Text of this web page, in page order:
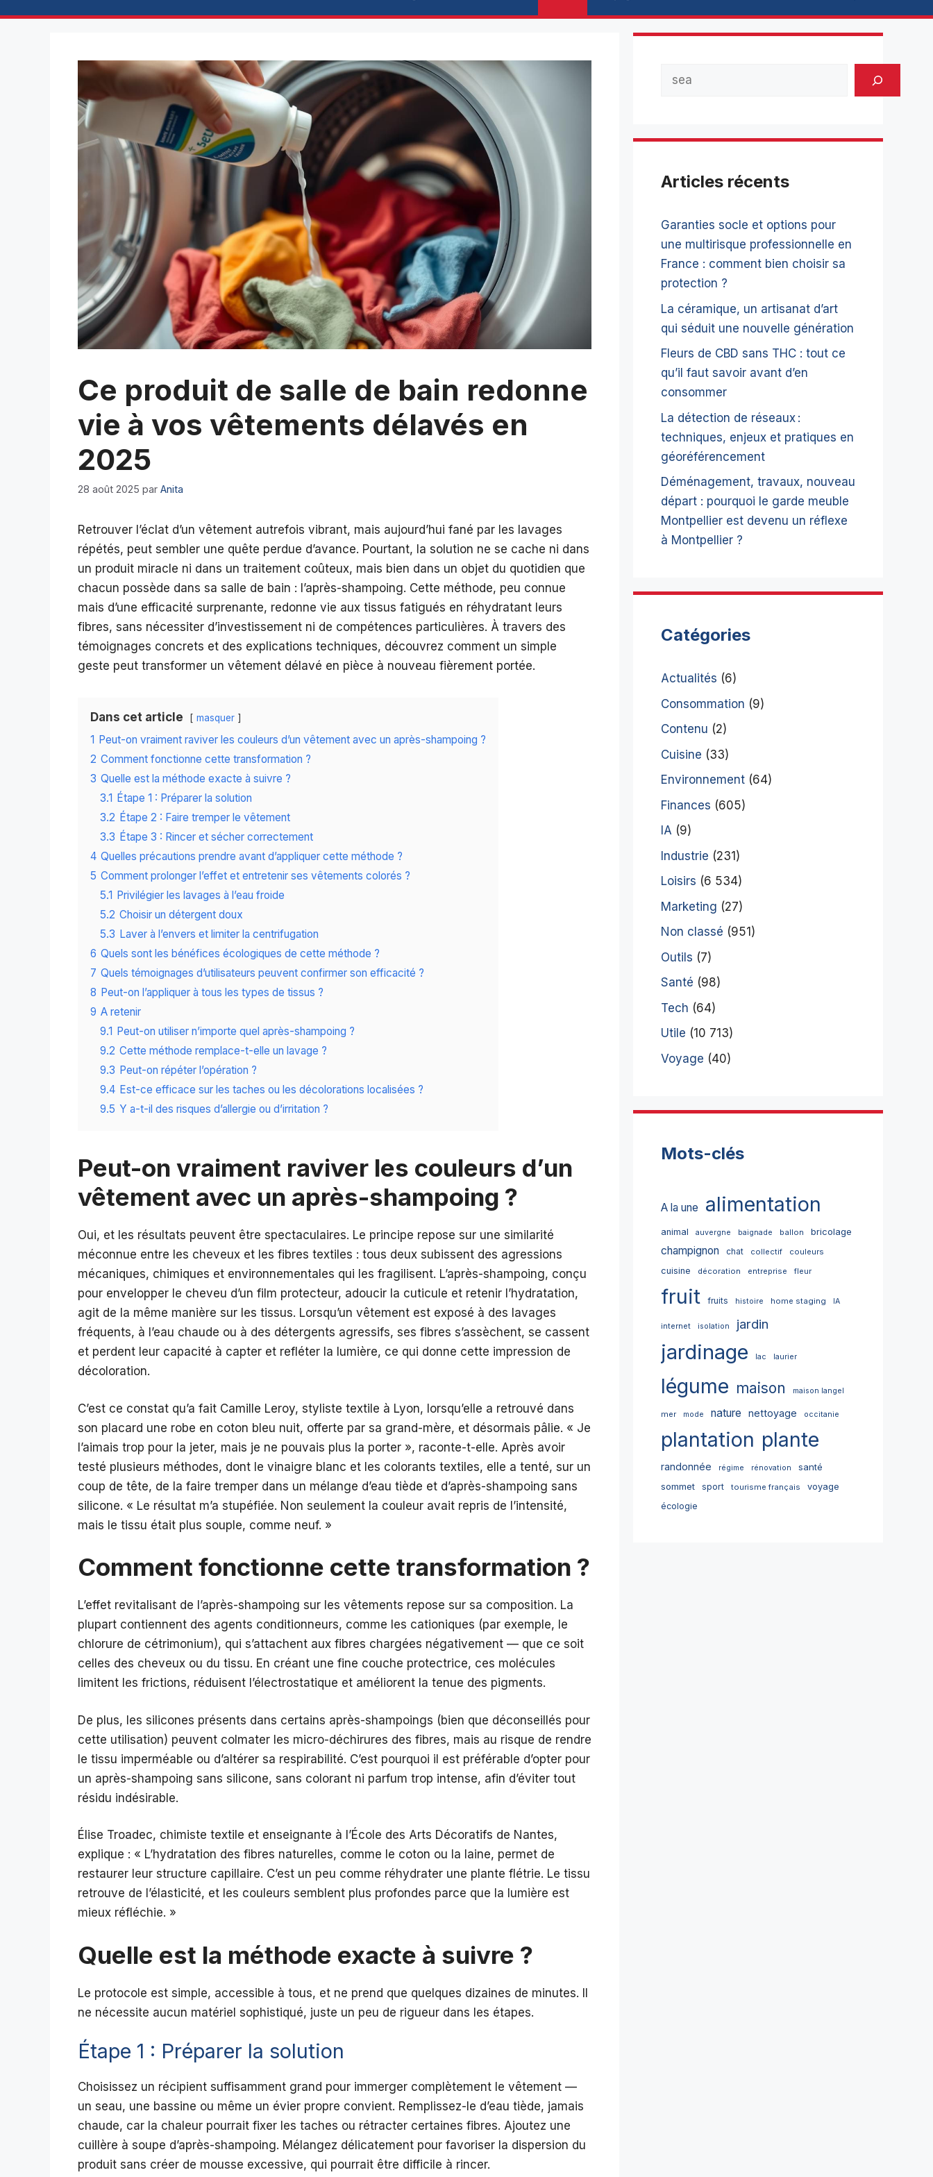
Ce produit de salle de bain redonne
vie à vos vêtements délavés en
2025
28 août 2025 par Anita
Retrouver l’éclat d’un vêtement autrefois vibrant, mais aujourd’hui fané par les lavages
répétés, peut sembler une quête perdue d’avance. Pourtant, la solution ne se cache ni dans
un produit miracle ni dans un traitement coûteux, mais bien dans un objet du quotidien que
chacun possède dans sa salle de bain : l’après-shampoing. Cette méthode, peu connue
mais d’une efficacité surprenante, redonne vie aux tissus fatigués en réhydratant leurs
fibres, sans nécessiter d’investissement ni de compétences particulières. À travers des
témoignages concrets et des explications techniques, découvrez comment un simple
geste peut transformer un vêtement délavé en pièce à nouveau fièrement portée.
Dans cet article masquer
1 Peut-on vraiment raviver les couleurs d’un vêtement avec un après-shampoing ?
2 Comment fonctionne cette transformation ?
3 Quelle est la méthode exacte à suivre ?
3.1 Étape 1 : Préparer la solution
3.2 Étape 2 : Faire tremper le vêtement
3.3 Étape 3 : Rincer et sécher correctement
4 Quelles précautions prendre avant d’appliquer cette méthode ?
5 Comment prolonger l’effet et entretenir ses vêtements colorés ?
5.1 Privilégier les lavages à l’eau froide
5.2 Choisir un détergent doux
5.3 Laver à l’envers et limiter la centrifugation
6 Quels sont les bénéfices écologiques de cette méthode ?
7 Quels témoignages d’utilisateurs peuvent confirmer son efficacité ?
8 Peut-on l’appliquer à tous les types de tissus ?
9 A retenir
9.1 Peut-on utiliser n’importe quel après-shampoing ?
9.2 Cette méthode remplace-t-elle un lavage ?
9.3 Peut-on répéter l’opération ?
9.4 Est-ce efficace sur les taches ou les décolorations localisées ?
9.5 Y a-t-il des risques d’allergie ou d’irritation ?
Peut-on vraiment raviver les couleurs d’un
vêtement avec un après-shampoing ?
Oui, et les résultats peuvent être spectaculaires. Le principe repose sur une similarité
méconnue entre les cheveux et les fibres textiles : tous deux subissent des agressions
mécaniques, chimiques et environnementales qui les fragilisent. L’après-shampoing, conçu
pour envelopper le cheveu d’un film protecteur, adoucir la cuticule et retenir l’hydratation,
agit de la même manière sur les tissus. Lorsqu’un vêtement est exposé à des lavages
fréquents, à l’eau chaude ou à des détergents agressifs, ses fibres s’assèchent, se cassent
et perdent leur capacité à capter et refléter la lumière, ce qui donne cette impression de
décoloration.
C’est ce constat qu’a fait Camille Leroy, styliste textile à Lyon, lorsqu’elle a retrouvé dans
son placard une robe en coton bleu nuit, offerte par sa grand-mère, et désormais pâlie. « Je
l’aimais trop pour la jeter, mais je ne pouvais plus la porter », raconte-t-elle. Après avoir
testé plusieurs méthodes, dont le vinaigre blanc et les colorants textiles, elle a tenté, sur un
coup de tête, de la faire tremper dans un mélange d’eau tiède et d’après-shampoing sans
silicone. « Le résultat m’a stupéfiée. Non seulement la couleur avait repris de l’intensité,
mais le tissu était plus souple, comme neuf. »
Comment fonctionne cette transformation ?
L’effet revitalisant de l’après-shampoing sur les vêtements repose sur sa composition. La
plupart contiennent des agents conditionneurs, comme les cationiques (par exemple, le
chlorure de cétrimonium), qui s’attachent aux fibres chargées négativement — que ce soit
celles des cheveux ou du tissu. En créant une fine couche protectrice, ces molécules
limitent les frictions, réduisent l’électrostatique et améliorent la tenue des pigments.
De plus, les silicones présents dans certains après-shampoings (bien que déconseillés pour
cette utilisation) peuvent colmater les micro-déchirures des fibres, mais au risque de rendre
le tissu imperméable ou d’altérer sa respirabilité. C’est pourquoi il est préférable d’opter pour
un après-shampoing sans silicone, sans colorant ni parfum trop intense, afin d’éviter tout
résidu indésirable.
Élise Troadec, chimiste textile et enseignante à l’École des Arts Décoratifs de Nantes,
explique : « L’hydratation des fibres naturelles, comme le coton ou la laine, permet de
restaurer leur structure capillaire. C’est un peu comme réhydrater une plante flétrie. Le tissu
retrouve de l’élasticité, et les couleurs semblent plus profondes parce que la lumière est
mieux réfléchie. »
Quelle est la méthode exacte à suivre ?
Le protocole est simple, accessible à tous, et ne prend que quelques dizaines de minutes. Il
ne nécessite aucun matériel sophistiqué, juste un peu de rigueur dans les étapes.
Étape 1 : Préparer la solution
Choisissez un récipient suffisamment grand pour immerger complètement le vêtement —
un seau, une bassine ou même un évier propre convient. Remplissez-le d’eau tiède, jamais
chaude, car la chaleur pourrait fixer les taches ou rétracter certaines fibres. Ajoutez une
cuillère à soupe d’après-shampoing. Mélangez délicatement pour favoriser la dispersion du
produit sans créer de mousse excessive, qui pourrait être difficile à rincer.
Articles récents
Garanties socle et options pour
une multirisque professionnelle en
France : comment bien choisir sa
protection ?
La céramique, un artisanat d’art
qui séduit une nouvelle génération
Fleurs de CBD sans THC : tout ce
qu’il faut savoir avant d’en
consommer
La détection de réseaux :
techniques, enjeux et pratiques en
géoréférencement
Déménagement, travaux, nouveau
départ : pourquoi le garde meuble
Montpellier est devenu un réflexe
à Montpellier ?
Catégories
Actualités (6)
Consommation (9)
Contenu (2)
Cuisine (33)
Environnement (64)
Finances (605)
IA (9)
Industrie (231)
Loisirs (6 534)
Marketing (27)
Non classé (951)
Outils (7)
Santé (98)
Tech (64)
Utile (10 713)
Voyage (40)
Mots-clés
A la une alimentation
animal auvergne baignade ballon bricolage
champignon chat collectif couleurs
cuisine décoration entreprise fleur
fruit fruits histoire home staging IA
internet isolation jardin
jardinage lac laurier
légume maison maison langel
mer mode nature nettoyage occitanie
plantation plante
randonnée régime rénovation
santé
sommet
sport tourisme français
voyage
écologie